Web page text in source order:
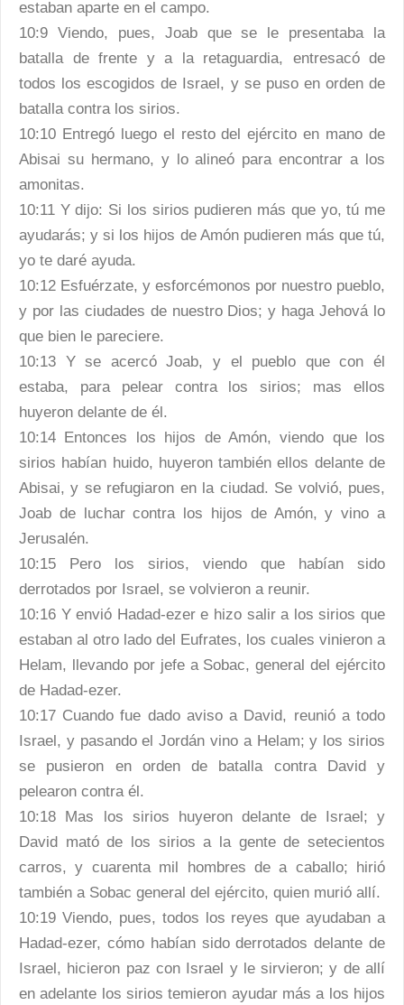
estaban aparte en el campo.
10:9 Viendo, pues, Joab que se le presentaba la
batalla de frente y a la retaguardia, entresacó de
todos los escogidos de Israel, y se puso en orden de
batalla contra los sirios.
10:10 Entregó luego el resto del ejército en mano de
Abisai su hermano, y lo alineó para encontrar a los
amonitas.
10:11 Y dijo: Si los sirios pudieren más que yo, tú me
ayudarás; y si los hijos de Amón pudieren más que tú,
yo te daré ayuda.
10:12 Esfuérzate, y esforcémonos por nuestro pueblo,
y por las ciudades de nuestro Dios; y haga Jehová lo
que bien le pareciere.
10:13 Y se acercó Joab, y el pueblo que con él
estaba, para pelear contra los sirios; mas ellos
huyeron delante de él.
10:14 Entonces los hijos de Amón, viendo que los
sirios habían huido, huyeron también ellos delante de
Abisai, y se refugiaron en la ciudad. Se volvió, pues,
Joab de luchar contra los hijos de Amón, y vino a
Jerusalén.
10:15 Pero los sirios, viendo que habían sido
derrotados por Israel, se volvieron a reunir.
10:16 Y envió Hadad-ezer e hizo salir a los sirios que
estaban al otro lado del Eufrates, los cuales vinieron a
Helam, llevando por jefe a Sobac, general del ejército
de Hadad-ezer.
10:17 Cuando fue dado aviso a David, reunió a todo
Israel, y pasando el Jordán vino a Helam; y los sirios
se pusieron en orden de batalla contra David y
pelearon contra él.
10:18 Mas los sirios huyeron delante de Israel; y
David mató de los sirios a la gente de setecientos
carros, y cuarenta mil hombres de a caballo; hirió
también a Sobac general del ejército, quien murió allí.
10:19 Viendo, pues, todos los reyes que ayudaban a
Hadad-ezer, cómo habían sido derrotados delante de
Israel, hicieron paz con Israel y le sirvieron; y de allí
en adelante los sirios temieron ayudar más a los hijos